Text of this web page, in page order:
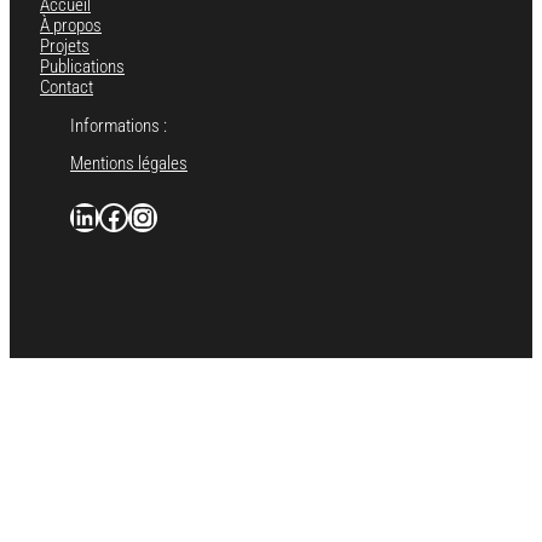
Accueil
À propos
Projets
Publications
Contact
Informations :
Mentions légales
LinkedIn facebook.com/signatureevents.fr instagram.com/agence_signatureevents